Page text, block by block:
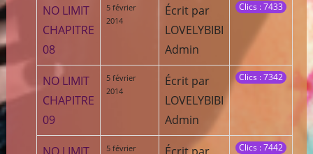
NO LIMIT
CHAPITRE
08
5 février
2014
Écrit par
LOVELYBIBI
Admin
Clics : 7433
NO LIMIT
CHAPITRE
09
5 février
2014
Écrit par
LOVELYBIBI
Admin
Clics : 7342
5 février
Clics : 7442